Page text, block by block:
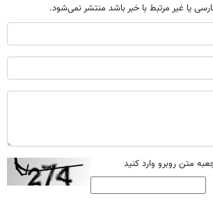
یا غیر مرتبط با خبر باشد منتشر نمی‌شود.
متن روبرو وارد کنید